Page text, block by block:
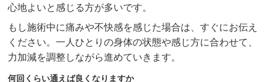
心地よいと感じる方が多いです。
もし施術中に痛みや不快感を感じた場合は、すぐにお伝え
ください。一人ひとりの身体の状態や感じ方に合わせて、
力加減を調整しながら進めていきます。
何回くらい通えば良くなりますか